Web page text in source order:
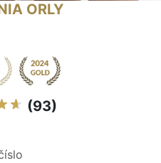
ORLY
(93)